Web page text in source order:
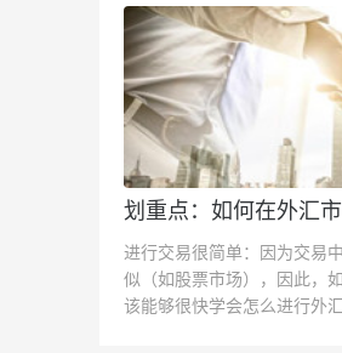
划重点：如何在外汇
进行交易很简单：因为交易
似（如股票市场），因此，
该能够很快学会怎么进行外汇